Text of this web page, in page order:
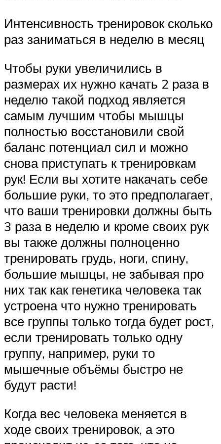
Интенсивность тренировок сколько
раз заниматься в неделю в месяц
Чтобы руки увеличились в
размерах их нужно качать 2 раза в
неделю такой подход является
самым лучшим чтобы мышцы
полностью восстановили свой
баланс потенциал сил и можно
снова приступать к тренировкам
рук! Если вы хотите накачать себе
большие руки, то это предполагает,
что ваши тренировки должны быть
3 раза в неделю и кроме своих рук
вы также должны полноценно
тренировать грудь, ноги, спину,
большие мышцы, не забывая про
них так как генетика человека так
устроена что нужно тренировать
все группы только тогда будет рост,
если тренировать только одну
группу, например, руки то
мышечные объёмы быстро не
будут расти!
Когда вес человека меняется в
ходе своих тренировок, а это